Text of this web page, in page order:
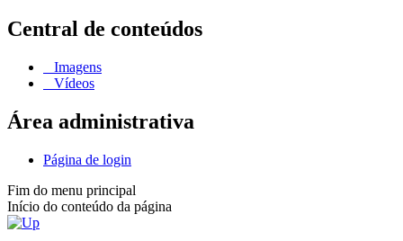
Central de conteúdos
Imagens
Vídeos
Área administrativa
Página de login
Fim do menu principal
Início do conteúdo da página